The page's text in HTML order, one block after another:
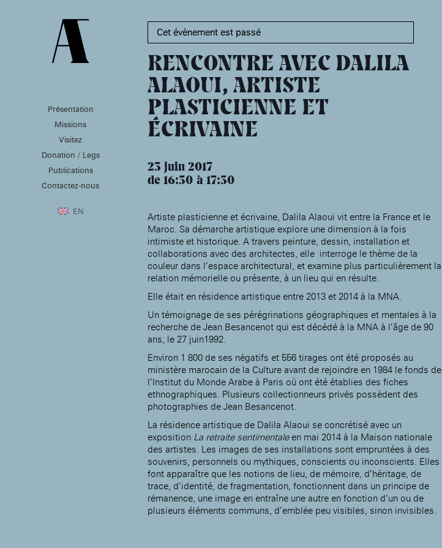
Cet évènement est passé
RENCONTRE AVEC DALILA
ALAOUI, ARTISTE
PLASTICIENNE ET
ÉCRIVAINE
23 juin 2017
de 16:30
17:30
Artiste plasticienne et écrivaine, Dalila Alaoui vit entre la France et le
Maroc. Sa démarche artistique explore une dimension à la fois
intimiste et historique. A travers peinture, dessin, installation et
collaborations avec des architectes, elle interroge le thème de la
couleur dans l’espace architectural, et examine plus particulièrement la
relation mémorielle ou présente, à un lieu qui en résulte.
Elle était en résidence artistique entre 2013 et 2014 à la MNA.
Un témoignage de ses pérégrinations géographiques et mentales à la
recherche de Jean Besancenot qui est décédé à la MNA à l’âge de 90
ans, le 27 juin1992.
Environ 1 800 de ses négatifs et 556 tirages ont été proposés au
ministère marocain de la Culture avant de rejoindre en 1984 le fonds de
l’Institut du Monde Arabe à Paris où ont été établies des fiches
ethnographiques. Plusieurs collectionneurs privés possèdent des
photographies de Jean Besancenot.
La résidence artistique de Dalila Alaoui se concrétisé avec un
exposition La retraite sentimentaleen mai 2014 à la Maison nationale
des artistes. Les images de ses installations sont empruntées à des
souvenirs, personnels ou mythiques, conscients ou inconscients. Elles
font apparaître que les notions de lieu, de mémoire, d’héritage, de
trace, d’identité, de fragmentation, fonctionnent dans un principe de
rémanence, une image en entraîne une autre en fonction d’un ou de
plusieurs éléments communs, d’emblée peu visibles, sinon invisibles.
Présentation
PRÉSENTATION
Présentation de la
Histoire de la Fondation
des Artistes
Missions
MISSIONS
Soutenir les écoles d’art
Attribuer des ateliers
Diffuser dans son centre
française à l’international
Produire, dans la
résidence deMoly-
Sabata
Accompagner le grand
âge, à laMaison
nationale des artistes
Visitez
VISITEZ
MABA
MABA
Expositions passées
Événements à la MABA
Publics de la MABA
Infos pratiques
Accueil de la
Maison nationale
des artistes , EHPAD
nationale
des artistes
Accueil de la
Fondation des Artistes
Parc
À PARIS
Cabinet de curiosité et
Rotonde Balzac de l’Hôtel
Jardin public de l’Hôtel
Salomon de Rothschild
Donation / Legs
Publications
Contactez-nous
EN